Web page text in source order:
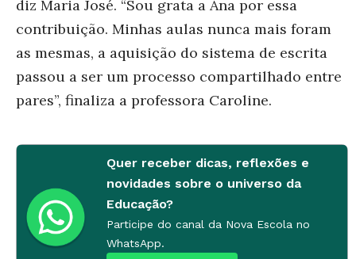
diz Maria José. “Sou grata a Ana por essa
contribuição. Minhas aulas nunca mais foram
as mesmas, a aquisição do sistema de escrita
passou a ser um processo compartilhado entre
pares”, finaliza a professora Caroline.
Quer receber dicas, reflexões e
novidades sobre o universo da
Educação?
Participe do canal da Nova Escola no
WhatsApp.